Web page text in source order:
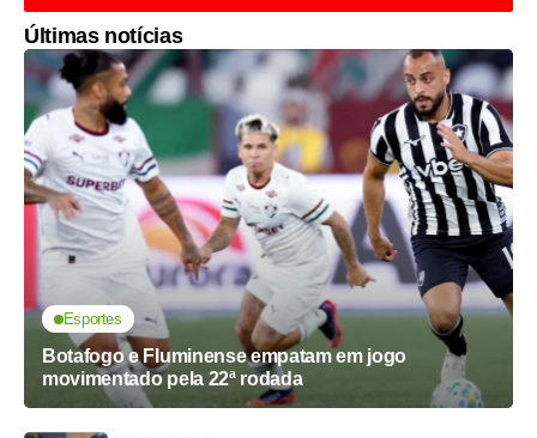
Últimas notícias
Esportes
Botafogo e Fluminense empatam em jogo
movimentado pela 22ª rodada